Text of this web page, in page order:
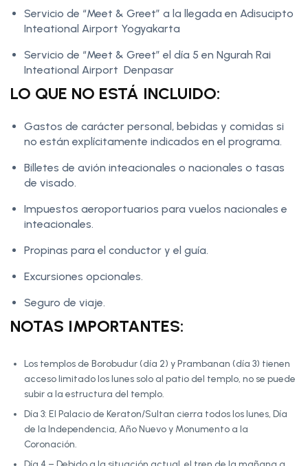
Servicio de “Meet & Greet” a la llegada en Adisucipto
Inteational Airport Yogyakarta
Servicio de “Meet & Greet” el día 5 en Ngurah Rai
Inteational Airport Denpasar
LO QUE NO ESTÁ INCLUIDO:
Gastos de carácter personal, bebidas y comidas si
no están explícitamente indicados en el programa.
Billetes de avión inteacionales o nacionales o tasas
de visado.
Impuestos aeroportuarios para vuelos nacionales e
inteacionales.
Propinas para el conductor y el guía.
Excursiones opcionales.
Seguro de viaje.
NOTAS IMPORTANTES:
Los templos de Borobudur (día 2) y Prambanan (día 3) tienen
acceso limitado los lunes solo al patio del templo, no se puede
subir a la estructura del templo.
Día 3: El Palacio de Keraton/Sultan cierra todos los lunes, Día
de la Independencia, Año Nuevo y Monumento a la
Coronación.